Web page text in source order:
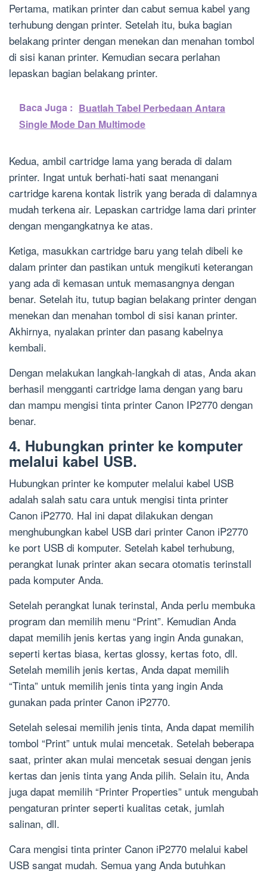
Pertama, matikan printer dan cabut semua kabel yang
terhubung dengan printer. Setelah itu, buka bagian
belakang printer dengan menekan dan menahan tombol
di sisi kanan printer. Kemudian secara perlahan
lepaskan bagian belakang printer.
Baca Juga : Buatlah Tabel Perbedaan Antara
Single Mode Dan Multimode
Kedua, ambil cartridge lama yang berada di dalam
printer. Ingat untuk berhati-hati saat menangani
cartridge karena kontak listrik yang berada di dalamnya
mudah terkena air. Lepaskan cartridge lama dari printer
dengan mengangkatnya ke atas.
Ketiga, masukkan cartridge baru yang telah dibeli ke
dalam printer dan pastikan untuk mengikuti keterangan
yang ada di kemasan untuk memasangnya dengan
benar. Setelah itu, tutup bagian belakang printer dengan
menekan dan menahan tombol di sisi kanan printer.
Akhirnya, nyalakan printer dan pasang kabelnya
kembali.
Dengan melakukan langkah-langkah di atas, Anda akan
berhasil mengganti cartridge lama dengan yang baru
dan mampu mengisi tinta printer Canon IP2770 dengan
benar.
4. Hubungkan printer ke komputer
melalui kabel USB.
Hubungkan printer ke komputer melalui kabel USB
adalah salah satu cara untuk mengisi tinta printer
Canon iP2770. Hal ini dapat dilakukan dengan
menghubungkan kabel USB dari printer Canon iP2770
ke port USB di komputer. Setelah kabel terhubung,
perangkat lunak printer akan secara otomatis terinstall
pada komputer Anda.
Setelah perangkat lunak terinstal, Anda perlu membuka
program dan memilih menu “Print”. Kemudian Anda
dapat memilih jenis kertas yang ingin Anda gunakan,
seperti kertas biasa, kertas glossy, kertas foto, dll.
Setelah memilih jenis kertas, Anda dapat memilih
“Tinta” untuk memilih jenis tinta yang ingin Anda
gunakan pada printer Canon iP2770.
Setelah selesai memilih jenis tinta, Anda dapat memilih
tombol “Print” untuk mulai mencetak. Setelah beberapa
saat, printer akan mulai mencetak sesuai dengan jenis
kertas dan jenis tinta yang Anda pilih. Selain itu, Anda
juga dapat memilih “Printer Properties” untuk mengubah
pengaturan printer seperti kualitas cetak, jumlah
salinan, dll.
Cara mengisi tinta printer Canon iP2770 melalui kabel
USB sangat mudah. Semua yang Anda butuhkan